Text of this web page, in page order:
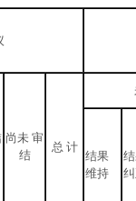
尚未 审
结
总 计
结果
维持